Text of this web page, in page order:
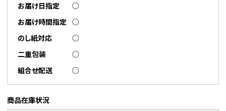
お届け日指定
○
お届け時間指定 ○
のし紙対応
○
二重包装
○
組合せ配送
○
商品在庫状況